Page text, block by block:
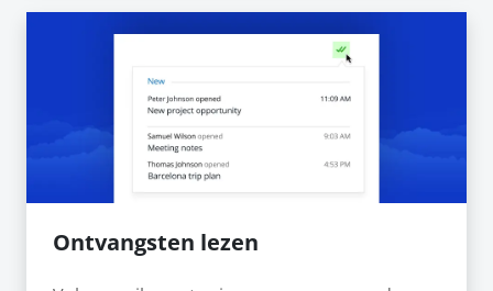
Ontvangsten lezen